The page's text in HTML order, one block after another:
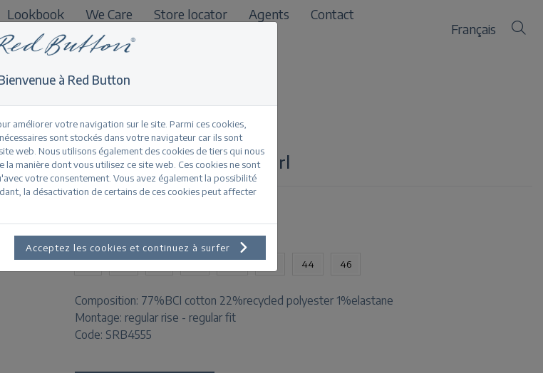
Lookbook We Care Store locator Agents
Contact
B2B
Français
Suze jog colour 59 CM pearl
TAILLES DISPONIBLES:
44 46
Composition: 77%BCI cotton 22%recycled polyester 1%elastane
Montage: regular rise - regular fit
Code: SRB4555
à Red Button
améliorer votre navigation sur le site. Parmi ces cookies,
sont stockés dans votre navigateur car ils sont
web. Nous utilisons également des cookies de tiers qui nous
la manière dont vous utilisez ce site web. Ces cookies ne sont
votre consentement. Vous avez également la possibilité
la désactivation de certains de ces cookies peut affecter
Acceptez les cookies et continuez à surfer